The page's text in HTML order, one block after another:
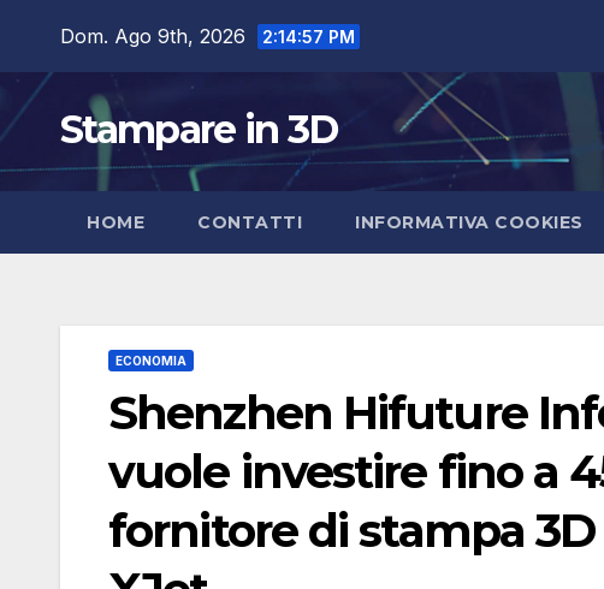
contenuto
Dom. Ago 9th, 2026 2:14:58 PM
Stampare in 3D
HOME CONTATTI INFORMATIVA COOKIES
ECONOMIA
Shenzhen Hifuture
vuole investire fino a
fornitore di stampa